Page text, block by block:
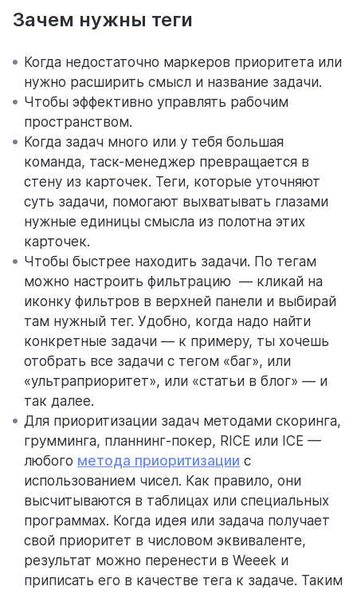
Зачем нужны теги
Когда недостаточно маркеров приоритета или
нужно расширить смысл и название задачи.
Чтобы эффективно управлять рабочим
пространством.
Когда задач много или у тебя большая
команда, таск-менеджер превращается в
стену из карточек. Теги, которые уточняют
суть задачи, помогают выхватывать глазами
нужные единицы смысла из полотна этих
карточек.
Чтобы быстрее находить задачи. По тегам
можно настроить фильтрацию — кликай на
иконку фильтров в верхней панели и выбирай
там нужный тег. Удобно, когда надо найти
конкретные задачи — к примеру, ты хочешь
отобрать все задачи с тегом «баг», или
«ультраприоритет», или «статьи в блог» — и
так далее.
Для приоритизации задач методами скоринга,
грумминга, планнинг-покер, RICE или ICE —
любого метода приоритизации с
использованием чисел. Как правило, они
высчитываются в таблицах или специальных
программах. Когда идея или задача получает
свой приоритет в числовом эквиваленте,
результат можно перенести в Weeek и
приписать его в качестве тега к задаче. Таким